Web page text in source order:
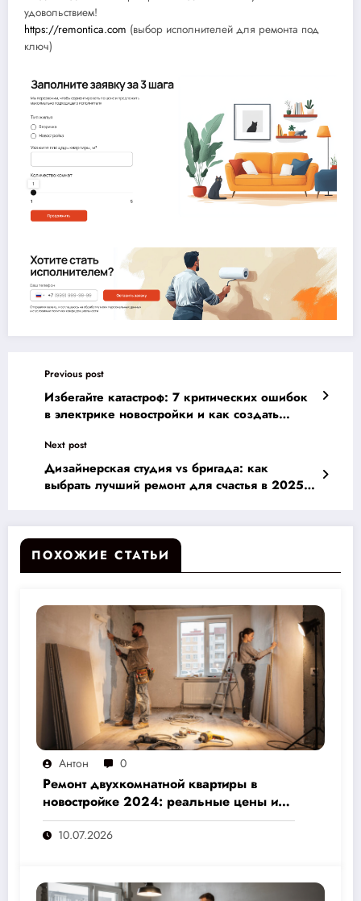
удовольствием!
https://remontica.com (выбор исполнителей для ремонта под
ключ)
Previous post
Избегайте катастроф: 7 критических ошибок
в электрике новостройки и как создать
Next post
Дизайнерская студия vs бригада: как
выбрать лучший ремонт для счастья в 2025
ПОХОЖИЕ СТАТЬИ
Антон 0
Ремонт двухкомнатной квартиры в
новостройке 2024: реальные цены и
скрытые расходы, которые вам не
назовут подрядчики
10.07.2026